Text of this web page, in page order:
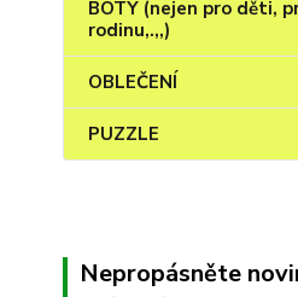
BOTY (nejen pro děti,
rodinu,.,,)
OBLEČENÍ
PUZZLE
Nepropásněte